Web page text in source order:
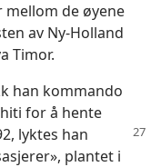
de øyene
av Ny-Holland
Timor.
han kommando
for å hente
lyktes han
plantet i